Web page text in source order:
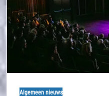
Algemeen nieuws